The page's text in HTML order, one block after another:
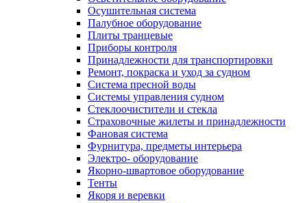
Осушительная система
Палубное оборудование
Плиты транцевые
Приборы контроля
Принадлежности для транспортировки
Ремонт, покраска и уход за судном
Система пресной воды
Системы управления судном
Стеклоочистители и стекла
Страховочные жилеты и принадлежности
Фановая система
Фурнитура, предметы интерьера
Электро- оборудование
Якорно-швартовое оборудование
Тенты
Якоря и веревки